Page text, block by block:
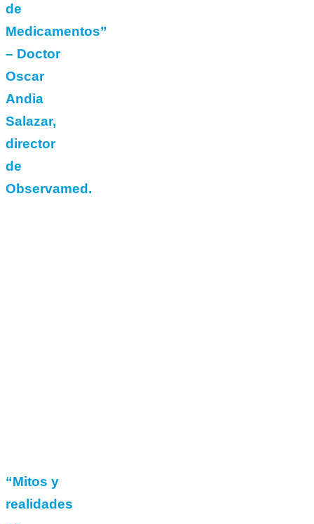
de
Medicamentos”
– Doctor
Oscar
Andia
Salazar,
director
de
Observamed.
“Mitos y
realidades